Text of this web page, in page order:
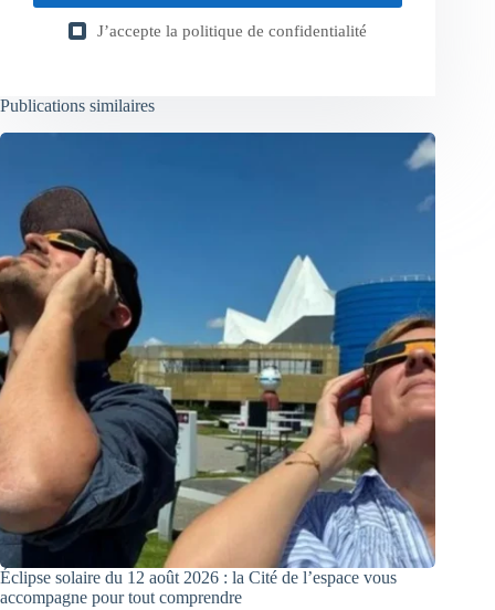
J’accepte la politique de confidentialité
Publications similaires
Éclipse solaire du 12 août 2026 : la Cité de l’espace vous
accompagne pour tout comprendre